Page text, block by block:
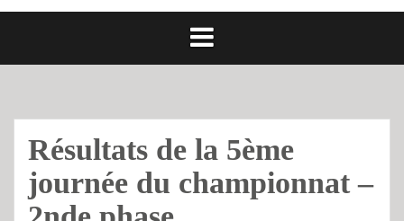
Résultats de la 5ème
journée du championnat –